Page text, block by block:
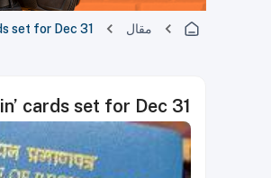
مقال set for Dec 31
cards set for Dec 31